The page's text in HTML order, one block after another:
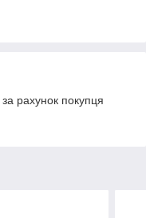
рахунок покупця